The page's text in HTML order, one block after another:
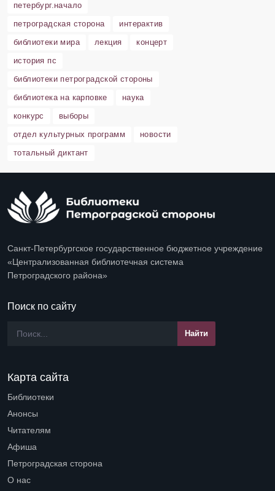
петербург.начало
петроградская сторона
интерактив
библиотеки мира
лекция
концерт
история пс
библиотеки петроградской стороны
библиотека на карповке
наука
конкурс
выборы
отдел культурных программ
новости
тотальный диктант
Санкт-Петербургское государственное бюджетное учреждение
«Централизованная библиотечная система
Петроградского района»
Поиск по сайту
Карта сайта
Библиотеки
Анонсы
Читателям
Афиша
Петроградская сторона
О нас